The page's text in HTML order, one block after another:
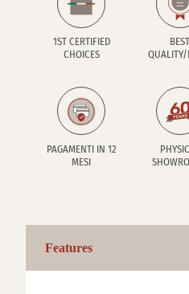
1ST CERTIFIED
CHOICES
BEST
QUALITY/
PAGAMENTI IN 12
MESI
Features